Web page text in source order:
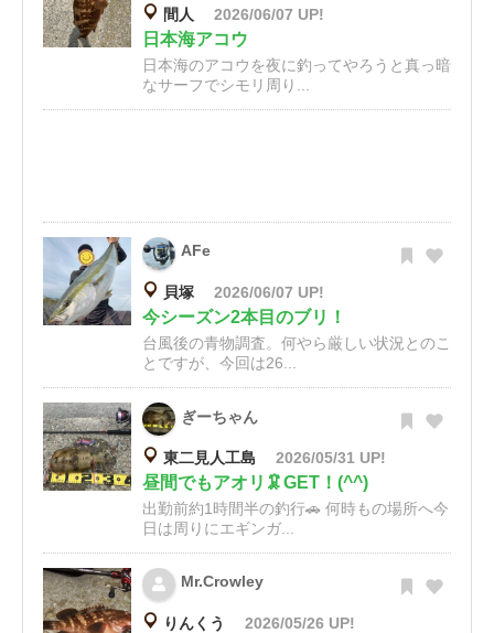
間人 2026/06/07 UP!
日本海アコウ
日本海のアコウを夜に釣ってやろうと真っ暗
なサーフでシモリ周り...
AFe
貝塚 2026/06/07 UP!
今シーズン2本目のブリ！
台風後の青物調査。何やら厳しい状況とのこ
とですが、今回は26...
ぎーちゃん
東二見人工島 2026/05/31 UP!
昼間でもアオリ🦑GET！(^^)
出勤前約1時間半の釣行🚗 何時もの場所へ今
日は周りにエギンガ...
Mr.Crowley
りんくう 2026/05/26 UP!